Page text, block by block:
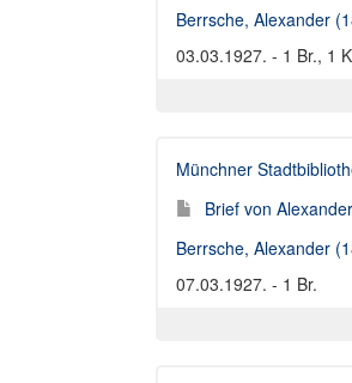
Berrsche, Alexander
03.03.1927. - 1 Br., 1
Münchner
Brief von
Berrsche, Alexander
07.03.1927. - 1 Br.